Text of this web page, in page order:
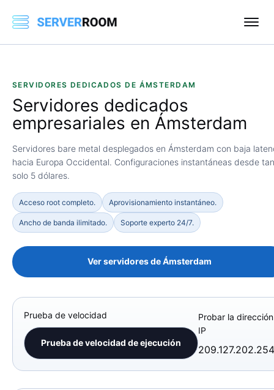
SERVIDORES DEDICADOS DE ÁMSTERDAM
Servidores dedicados
empresariales en Ámsterdam
Servidores bare metal desplegados en Ámsterdam con baja
hacia Europa Occidental. Configuraciones instantáneas desde tan
solo 5 dólares.
Acceso root completo. Aprovisionamiento instantáneo.
Ancho de banda ilimitado. Soporte experto 24/7.
Ver servidores de Ámsterdam
Prueba de velocidad
Prueba de velocidad de ejecución
Probar la dirección
IP